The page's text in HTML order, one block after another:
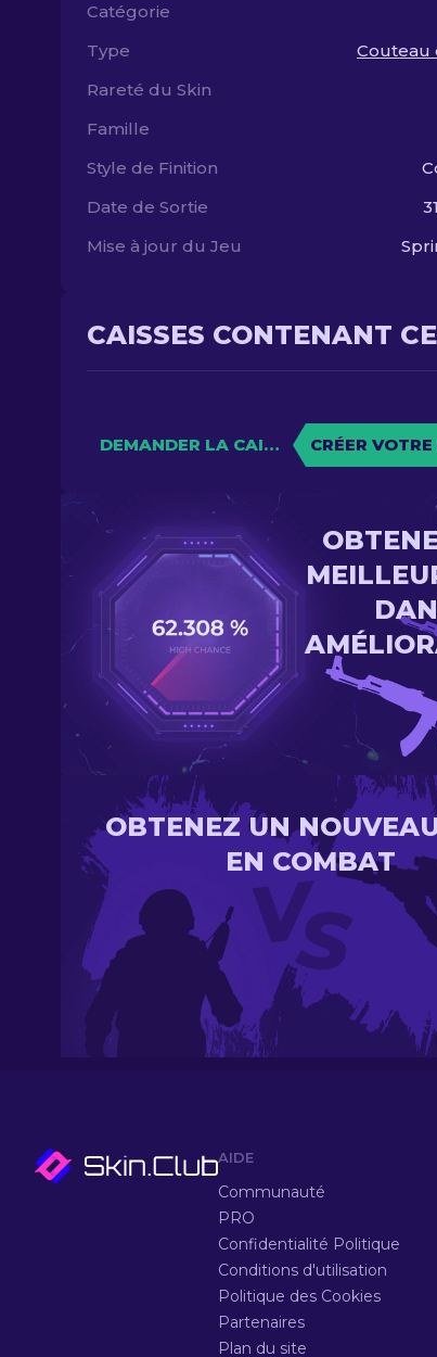
Catégorie
Type
Couteau
Rareté du Skin
Famille
Style de Finition
Date de Sortie
Mise à jour du Jeu
CAISSES CONTENANT
DEMANDER LA CAISSE CRÉER VOTRE
OBTENEZ UN
EN COMBAT
AIDE
Communauté
PRO
Confidentialité Politique
Conditions d'utilisation
Politique des Cookies
Partenaires
Plan du site